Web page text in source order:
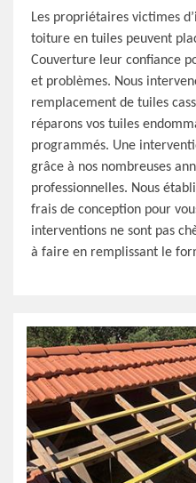
Les propriétaires victimes
toiture en tuiles peuvent
Couverture leur confiance
et problèmes. Nous
remplacement de tuiles
réparons vos tuiles
programmés. Une
grâce à nos nombreuses
professionnelles. Nous
frais de conception pour
interventions ne sont pas
à faire en remplissant le